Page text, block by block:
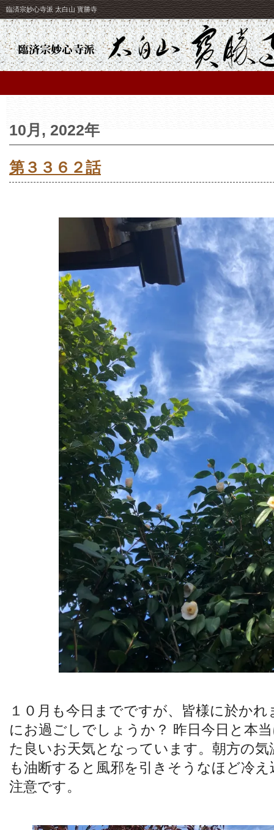
臨済宗妙心寺派 太白山 寳勝寺
10月, 2022年
第３３６２話
１０月も今日までですが、皆様に於か
にお過ごしでしょうか？ 昨日今日と本
た良いお天気となっています。朝方の
も油断すると風邪を引きそうなほど冷
注意です。